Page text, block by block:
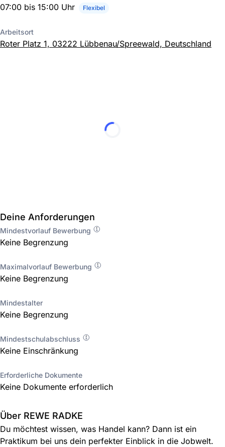
07:00 bis 15:00 Uhr Flexibel
Arbeitsort
Roter Platz 1, 03222 Lübbenau/Spreewald, Deutschland
Deine Anforderungen
Mindestvorlauf Bewerbung
Keine Begrenzung
Maximalvorlauf Bewerbung
Keine Begrenzung
Mindestalter
Keine Begrenzung
Mindestschulabschluss
Keine Einschränkung
Erforderliche Dokumente
Keine Dokumente erforderlich
Über REWE RADKE
Du möchtest wissen, was Handel kann? Dann ist ein
Praktikum bei uns dein perfekter Einblick in die Jobwelt.